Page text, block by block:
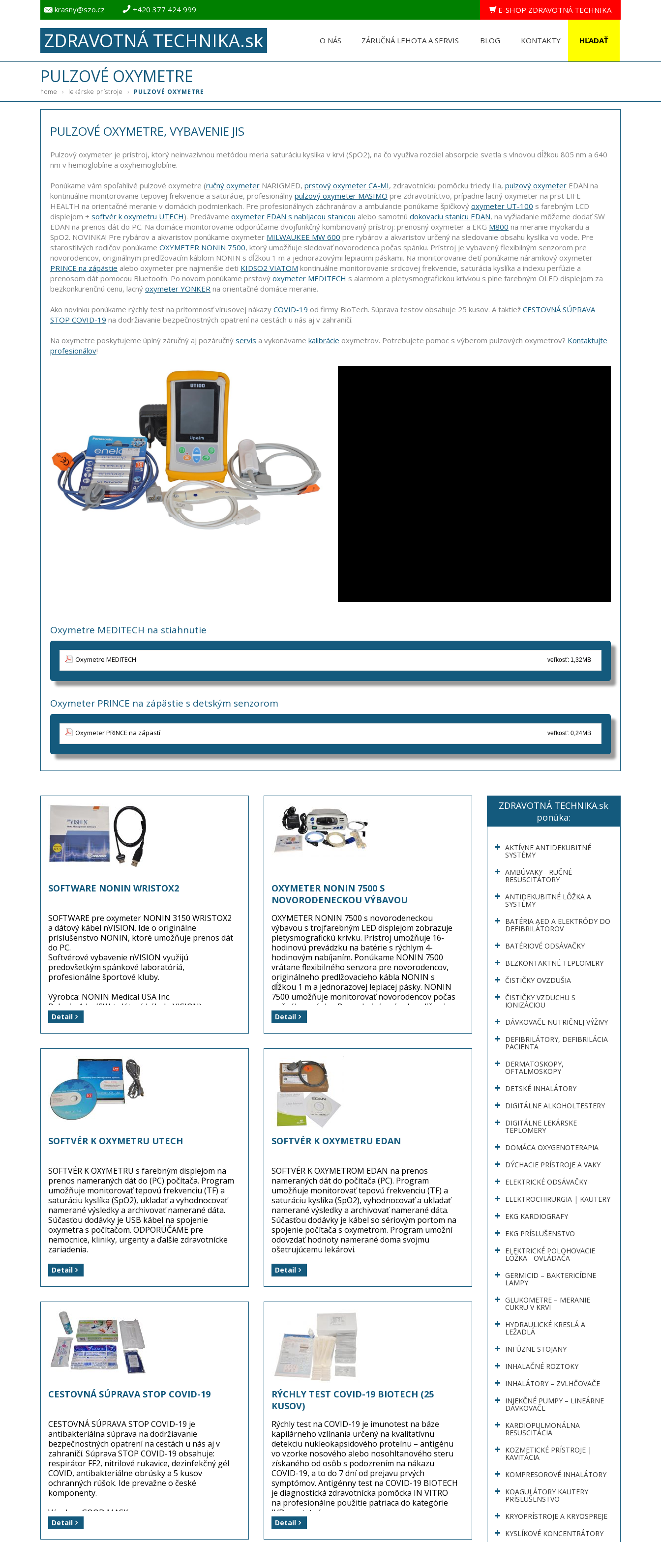
krasny@szo.cz +420 377 424 999 E-SHOP ZDRAVOTNÁ TECHNIKA
ZDRAVOTNÁ TECHNIKA.sk O NÁS ZÁRUČNÁ LEHOTA A SERVIS BLOG KONTAKTY
PULZOVÉ OXYMETRE
home › lekárske prístroje › PULZOVÉ OXYMETRE
PULZOVÉ OXYMETRE, VYBAVENIE JIS
Pulzový oxymeter je prístroj, ktorý neinvazívnou metódou meria saturáciu kyslíka v krvi (SpO2), na čo využíva rozdiel absorpcie svetla s vlnovou dĺžkou 805 nm a 640
nm v hemoglobíne a oxyhemoglobíne.
Ponúkame vám spoľahlivé pulzové oxymetre (ručný oxymeter NARIGMED, prstový oxymeter CA-MI, zdravotnícku pomôcku triedy IIa, pulzový oxymeter EDAN na
kontinuálne monitorovanie tepovej frekvencie a saturácie, profesionálny pulzový oxymeter MASIMO pre zdravotníctvo, prípadne lacný oxymeter na prst LIFE
HEALTH na orientačné meranie v domácich podmienkach. Pre profesionálnych záchranárov a ambulancie ponúkame špičkový oxymeter UT-100 s farebným LCD
displejom + softvér k oxymetru UTECH). Predávame oxymeter EDAN s nabíjacou stanicou alebo samotnú dokovaciu stanicu EDAN, na vyžiadanie môžeme dodať SW
EDAN na prenos dát do PC. Na domáce monitorovanie odporúčame dvojfunkčný kombinovaný prístroj: prenosný oxymeter a EKG M800 na meranie myokardu a
SpO2. NOVINKA! Pre rybárov a akvaristov ponúkame oxymeter MILWAUKEE MW 600 pre rybárov a akvaristov určený na sledovanie obsahu kyslíka vo vode. Pre
starostlivých rodičov ponúkame OXYMETER NONIN 7500, ktorý umožňuje sledovať novorodenca počas spánku. Prístroj je vybavený flexibilným senzorom pre
novorodencov, originálnym predlžovacím káblom NONIN s dĺžkou 1 m a jednorazovými lepiacimi páskami. Na monitorovanie detí ponúkame náramkový oxymeter
PRINCE na zápästie alebo oxymeter pre najmenšie deti KIDSO2 VIATOM kontinuálne monitorovanie srdcovej frekvencie, saturácia kyslíka a indexu perfúzie a
prenosom dát pomocou Bluetooth. Po novom ponúkame prstový oxymeter MEDITECH s alarmom a pletysmografickou krivkou s plne farebným OLED displejom za
bezkonkurenčnú cenu, lacný oxymeter YONKER na orientačné domáce meranie.
Ako novinku ponúkame rýchly test na prítomnosť vírusovej nákazy COVID-19 od firmy BioTech. Súprava testov obsahuje 25 kusov. A taktiež CESTOVNÁ SÚPRAVA
STOP COVID-19 na dodržiavanie bezpečnostných opatrení na cestách u nás aj v zahraničí.
Na oxymetre poskytujeme úplný záručný aj pozáručný servis a vykonávame kalibrácie oxymetrov. Potrebujete pomoc s výberom pulzových oxymetrov? Kontaktujte
profesionálov!
Oxymetre MEDITECH na stiahnutie
Oxymetre MEDITECH veľkosť: 1,32MB
Oxymeter PRINCE na zápästie s detským senzorom
Oxymeter PRINCE na zápästí veľkosť: 0,24MB
SOFTWARE NONIN WRISTOX2
SOFTWARE pre oxymeter NONIN 3150 WRISTOX2
a dátový kábel nVISION. Ide o originálne
príslušenstvo NONIN, ktoré umožňuje prenos dát
do PC.
Softvérové vybavenie nVISION využijú
predovšetkým spánkové laboratóriá,
profesionálne športové kluby.
Výrobca: NONIN Medical USA Inc.
Balenie: 1 ks (SW + dátový kábel nVISION)
Dostupnosť: tovar je skladom ...
Detail
OXYMETER NONIN 7500 S
NOVORODENECKOU VÝBAVOU
OXYMETER NONIN 7500 s novorodeneckou
výbavou s trojfarebným LED displejom zobrazuje
pletysmografickú krivku. Prístroj umožňuje 16-
hodinovú prevádzku na batérie s rýchlym 4-
hodinovým nabíjaním. Ponúkame NONIN 7500
vrátane flexibilného senzora pre novorodencov,
originálneho predlžovacieho kábla NONIN s
dĺžkou 1 m a jednorazovej lepiacej pásky. NONIN
7500 umožňuje monitorovať novorodencov počas
nočného spánku. Pre pokojný spánok rodičov je
prístroj vybavený zvukovým alarmom.
Rozmery prístroja: 219 × 92 × 42 mm / hmotnosť
900 g.
Balenie: 1 kus (oxymeter NONIN vrátane
novorodeneckej výbavy)
Dostupnosť: tovar je na sklade! ...
Detail
SOFTVÉR K OXYMETRU UTECH
SOFTVÉR K OXYMETRU s farebným displejom na
prenos nameraných dát do (PC) počítača. Program
umožňuje monitorovať tepovú frekvenciu (TF) a
saturáciu kyslíka (SpO2), ukladať a vyhodnocovať
namerané výsledky a archivovať namerané dáta.
Súčasťou dodávky je USB kábel na spojenie
oxymetra s počítačom. ODPORÚČAME pre
nemocnice, kliniky, urgenty a ďalšie zdravotnícke
zariadenia.
Výrobca: KRÁSNÝ - zdravotnická technika s.r.o.
Balenie: 1 kus (softvér k oxymetru)
Dostupnosť: tovar je na sklade ...
Detail
SOFTVÉR K OXYMETRU EDAN
SOFTVÉR K OXYMETROM EDAN na prenos
nameraných dát do počítača (PC). Program
umožňuje monitorovať tepovú frekvenciu (TF) a
saturáciu kyslíka (SpO2), vyhodnocovať a ukladať
namerané výsledky a archivovať namerané dáta.
Súčasťou dodávky je kábel so sériovým portom na
spojenie počítača s oxymetrom. Program umožní
odovzdať hodnoty namerané doma svojmu
ošetrujúcemu lekárovi.
Výrobca: EDAN Instruments, Inc.
Balenie: 1 kus (SW a kábel k oxymetru Edan)
Dostupnosť: tovar je na sklade ...
Detail
CESTOVNÁ SÚPRAVA STOP COVID-19
CESTOVNÁ SÚPRAVA STOP COVID-19 je
antibakteriálna súprava na dodržiavanie
bezpečnostných opatrení na cestách u nás aj v
zahraničí. Súprava STOP COVID-19 obsahuje:
respirátor FF2, nitrilové rukavice, dezinfekčný gél
COVID, antibakteriálne obrúsky a 5 kusov
ochranných rúšok. Ide prevažne o české
komponenty.
Výrobca: GOOD MASK s.r.o.
Balenie: 1 súprava (stop covid)
Dostupnosť: tovar MÁME na sklade! ...
Detail
RÝCHLY TEST COVID-19 BIOTECH (25
KUSOV)
Rýchly test na COVID-19 je imunotest na báze
kapilárneho vzlínania určený na kvalitatívnu
detekciu nukleokapsidového proteínu – antigénu
vo vzorke nosového alebo nosohltanového steru
získaného od osôb s podozrením na nákazu
COVID-19, a to do 7 dní od prejavu prvých
symptómov. Antigénny test na COVID-19 BIOTECH
je diagnostická zdravotnícka pomôcka IN VITRO
na profesionálne použitie patriaca do kategórie
IVD – ostatné.
Výrobca: L&H BIOTECH Limited
Detail
ZDRAVOTNÁ TECHNIKA.sk
ponúka:
AKTÍVNE ANTIDEKUBITNÉ
SYSTÉMY
AMBÚVAKY - RUČNÉ
RESUSCITÁTORY
ANTIDEKUBITNÉ LÔŽKA A
SYSTÉMY
BATÉRIA AED A ELEKTRÓDY DO
DEFIBRILÁTOROV
BATÉRIOVÉ ODSÁVAČKY
BEZKONTAKTNÉ TEPLOMERY
ČISTIČKY OVZDUŠIA
ČISTIČKY VZDUCHU S
IONIZÁCIOU
DÁVKOVAČE NUTRIČNEJ VÝŽIVY
DEFIBRILÁTORY, DEFIBRILÁCIA
PACIENTA
DERMATOSKOPY,
OFTALMOSKOPY
DETSKÉ INHALÁTORY
DIGITÁLNE ALKOHOLTESTERY
DIGITÁLNE LEKÁRSKE
TEPLOMERY
DOMÁCA OXYGENOTERAPIA
DÝCHACIE PRÍSTROJE A VAKY
ELEKTRICKÉ ODSÁVAČKY
ELEKTROCHIRURGIA | KAUTERY
EKG KARDIOGRAFY
EKG PRÍSLUŠENSTVO
ELEKTRICKÉ POLOHOVACIE
LÔŽKA - OVLÁDAČA
GERMICID – BAKTERICÍDNE
LAMPY
GLUKOMETRE – MERANIE
CUKRU V KRVI
HYDRAULICKÉ KRESLÁ A
LEŽADLÁ
INFÚZNE STOJANY
INHALAČNÉ ROZTOKY
INHALÁTORY – ZVLHČOVAČE
INJEKČNÉ PUMPY – LINEÁRNE
DÁVKOVAČE
KARDIOPULMONÁLNA
RESUSCITÁCIA
KOZMETICKÉ PRÍSTROJE |
KAVITÁCIA
KOMPRESOROVÉ INHALÁTORY
KOAGULÁTORY KAUTERY
PRÍSLUŠENSTVO
KRYOPRÍSTROJE A KRYOSPREJE
KYSLÍKOVÉ KONCENTRÁTORY